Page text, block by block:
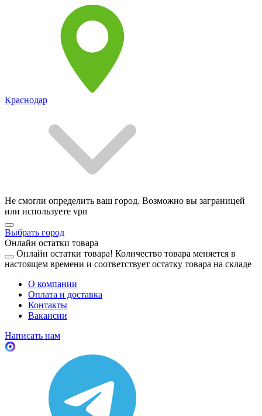
Краснодар
Не смогли определить ваш город. Возможно вы заграницей
или используете vpn
Выбрать город
Онлайн остатки товара
Онлайн остатки товара! Количество товара меняется в
настоящем времени и соответствует остатку товара на складе
О компании
Оплата и доставка
Контакты
Вакансии
Написать нам